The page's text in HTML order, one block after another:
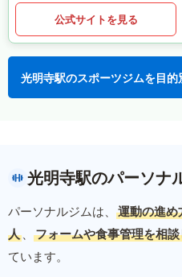
公式サイトを見る
光明寺駅のスポーツジムを目的
光明寺駅のパーソナ
パーソナルジムは、
運動の進め
人 、 フォームや食事管理を相
ています。